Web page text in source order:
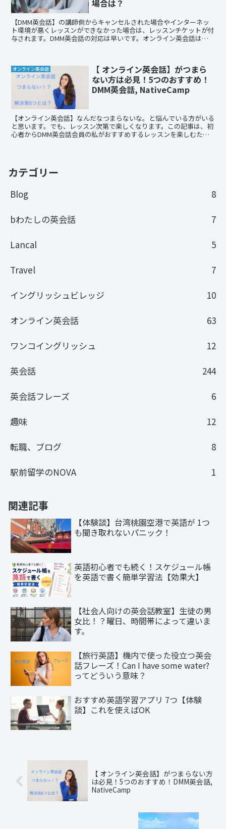
場合は？
【DMM英会話】の講師側からキャンセルされた場合やインターネッ
ト環境が悪くレッスンができなかった場合は、レッスンチケットが付
与されます。DMM英会話の対応は早いです。オンライン英会話はお
オンライン英会話
【 オンライン英会話】がつまら
ない方は必見！5つのおすすめ！
DMM英会話, NativeCamp
【オンライン英会話】なんだなつまらないな。と悩んでいる方がいる
と思います。でも、レッスン次第で楽しくなります。この記事は、初
心者からDMM英会話会員の私がおすすめするレッスンを楽しむため
カテゴリー
Blog
8
bわたしの英会話
7
Lancal
5
Travel
7
イングリッシュビレッジ
10
オンライン英会話
63
ワンコイングリッシュ
12
英会話
244
英会話フレーズ
6
趣味
12
転職、ブログ
8
駅前留学のNOVA
1
関連記事
【体験談】台湾桃園空港で英語が 1つ
も聞き取れないパニック！
英語初心者でも続く！スケジュール帳
を英語で書く簡単学習法【効果大】
【社会人向けの英会話教室】生徒の男
女比！？曜日、時間帯によって違いま
す。
【旅行英語】機内で使った役立つ英会
話フレーズ！Can I have some water?
ってどういう意味？
おすすめ英語学習アプリ 7つ【体験
談】これを使えばOK
【 オンライン英会話】がつまらない方
は必見！5つのおすすめ！DMM英会話,
NativeCamp